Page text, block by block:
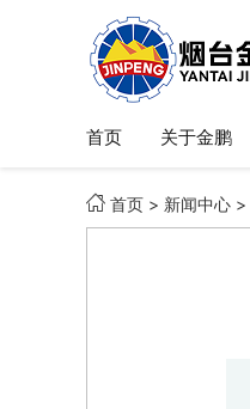
首页 关于金鹏
 首页 > 新闻中心 >